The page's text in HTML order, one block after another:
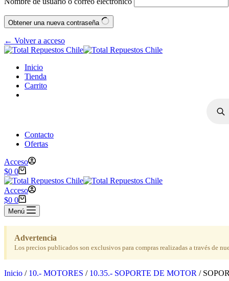
Obtener una nueva contraseña
← Volver a acceso
Inicio
Tienda
Carrito
Contacto
Ofertas
Acceso
$0 0
Acceso
$0 0
Menú
Advertencia
Los precios publicados son exclusivos para compras realizadas a través de
Inicio / 10.- MOTORES / 10.35.- SOPORTE DE MOTOR /